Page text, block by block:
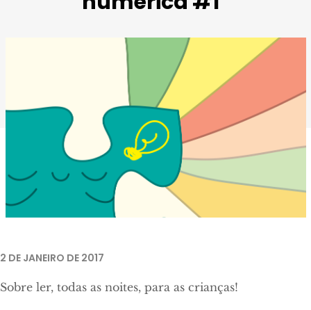
2 DE JANEIRO DE 2017
Sobre ler, todas as noites, para as crianças!